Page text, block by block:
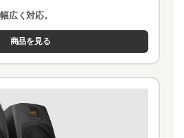
広く対応。
商品を見る